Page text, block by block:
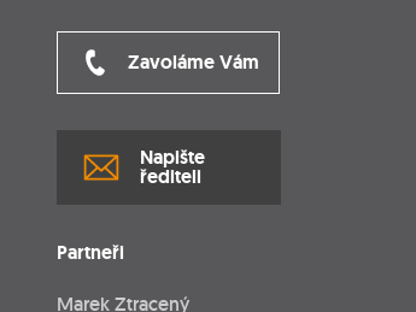
Zavoláme Vám
Napište
řediteli
Partneři
Marek Ztracený